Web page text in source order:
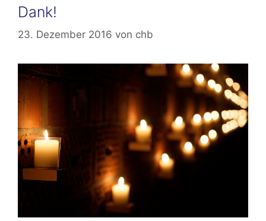
Dank!
23. Dezember 2016 von chb